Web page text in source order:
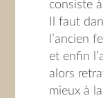
consiste
Il faut
l’ancien
et enfin
alors
mieux à